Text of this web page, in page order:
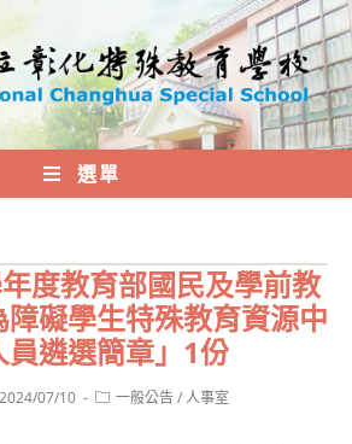
選單
度教育部國民及學前教
礙學生特殊教育資源中
遴選簡章」1份
2024/07/10
Post一般公告/人事室